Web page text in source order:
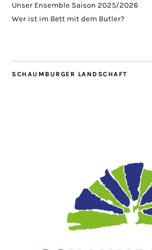
Unser Ensemble Saison 2025/2026
Wer ist im Bett mit dem Butler?
SCHAUMBURGER LANDSCHAFT